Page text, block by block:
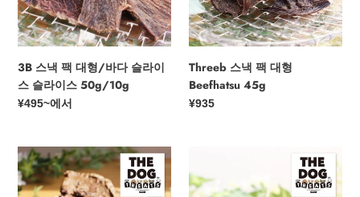
바
다
슬
이
스
50g/10g
3B 스낵 팩 대형/바다 슬라이
스 슬라이스 50g/10g
정
¥495~에서
Beefhatsu
45g
Threeb 스낵 팩 대형
Beefhatsu 45g
정
¥935
3B
스
낵
스
낵